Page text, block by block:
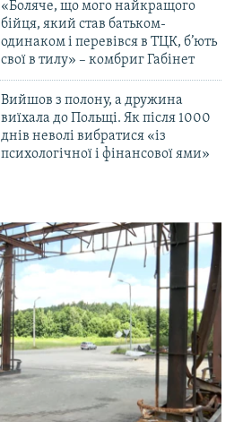
«Боляче, що мого найкращого
бійця, який став батьком-
одинаком і перевівся в ТЦК, б’ють
свої в тилу» – комбриг Габінет
Вийшов з полону, а дружина
виїхала до Польщі. Як після 1000
днів неволі вибратися «із
психологічної і фінансової ями»